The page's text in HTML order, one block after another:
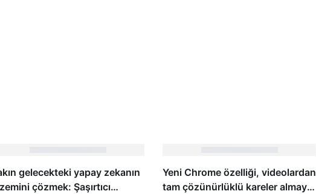
gelecekteki yapay zekanın
çözmek: Şaşırtıcı
Yeni Chrome özelliği, videolardan
tam çözünürlüklü kareler almayı